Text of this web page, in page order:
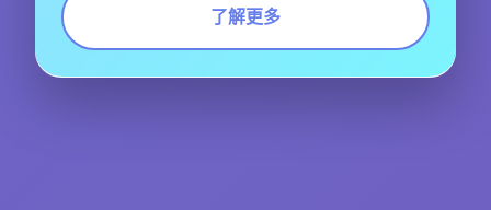
了解更多